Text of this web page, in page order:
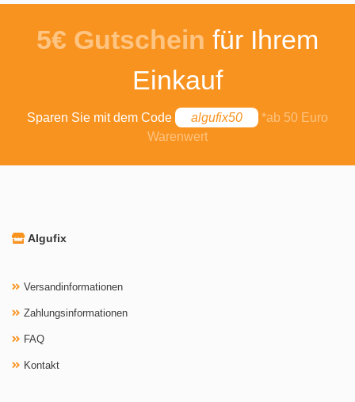
5€ Gutschein für Ihrem
Einkauf
Sparen Sie mit dem Code algufix50
*ab 50 Euro
Warenwert
Algufix
Versandinformationen
Zahlungsinformationen
FAQ
Kontakt